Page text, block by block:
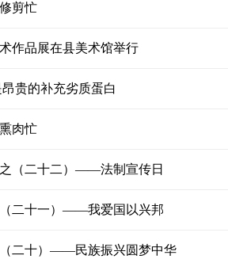
剪忙
作品展在县美术馆举行
贵的补充劣质蛋白
肉忙
（二十二）——法制宣传日
二十一）——我爱国以兴邦
二十）——民族振兴圆梦中华